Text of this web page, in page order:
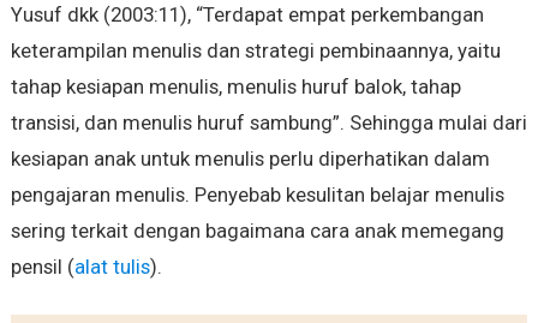
Yusuf dkk (2003:11), “Terdapat empat perkembangan
keterampilan menulis dan strategi pembinaannya, yaitu
tahap kesiapan menulis, menulis huruf balok, tahap
transisi, dan menulis huruf sambung”. Sehingga mulai dari
kesiapan anak untuk menulis perlu diperhatikan dalam
pengajaran menulis. Penyebab kesulitan belajar menulis
sering terkait dengan bagaimana cara anak memegang
pensil (alat tulis).